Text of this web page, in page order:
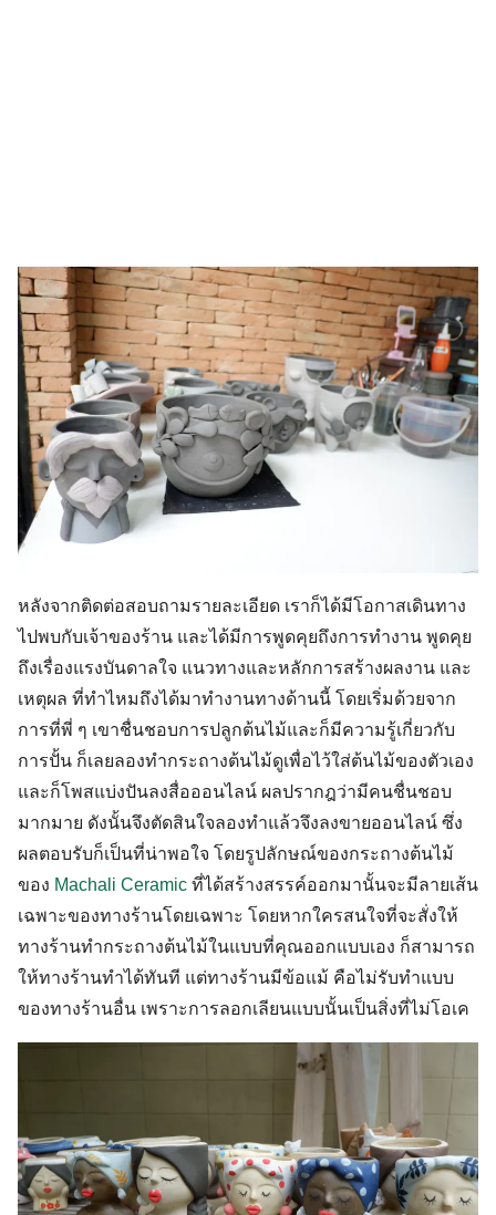
for:
หลังจากติดต่อสอบถามรายละเอียด เราก็ได้มีโอกาสเดินทาง
ไปพบกับเจ้าของร้าน และได้มีการพูดคุยถึงการทำงาน พูดคุย
ถึงเรื่องแรงบันดาลใจ แนวทางและหลักการสร้างผลงาน และ
เหตุผล ที่ทำไหมถึงได้มาทำงานทางด้านนี้ โดยเริ่มด้วยจาก
การที่พี่ ๆ เขาชื่นชอบการปลูกต้นไม้และก็มีความรู้เกี่ยวกับ
การปั้น ก็เลยลองทำกระถางต้นไม้ดูเพื่อไว้ใส่ต้นไม้ของตัวเอง
และก็โพสแบ่งปันลงสื่อออนไลน์ ผลปรากฎว่ามีคนชื่นชอบ
มากมาย ดังนั้นจึงตัดสินใจลองทำแล้วจึงลงขายออนไลน์ ซึ่ง
ผลตอบรับก็เป็นที่น่าพอใจ โดยรูปลักษณ์ของกระถางต้นไม้
ของ Machali Ceramic ที่ได้สร้างสรรค์ออกมานั้นจะมีลายเส้น
เฉพาะของทางร้านโดยเฉพาะ โดยหากใครสนใจที่จะสั่งให้
ทางร้านทำกระถางต้นไม้ในแบบที่คุณออกแบบเอง ก็สามารถ
ให้ทางร้านทำได้ทันที แต่ทางร้านมีข้อแม้ คือไม่รับทำแบบ
ของทางร้านอื่น เพราะการลอกเลียนแบบนั้นเป็นสิ่งที่ไม่โอเค